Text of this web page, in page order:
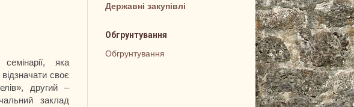
яка
своє
другий –
заклад
Державні закупівлі
Обгрунтування
Обгрунтування